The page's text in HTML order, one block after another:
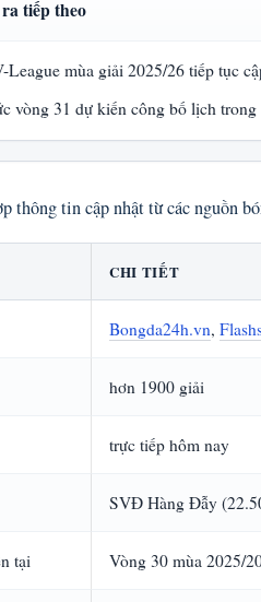
tiếp theo
League mùa giải 2025/26 tiếp tục
vòng 31 dự kiến công bố lịch
thông tin cập nhật từ các nguồn
CHI TIẾT
Bongda24h.vn,
hơn 1900 giải
trực tiếp hôm nay
SVĐ Hàng Đẫy
tại Vòng 30 mùa 2025/